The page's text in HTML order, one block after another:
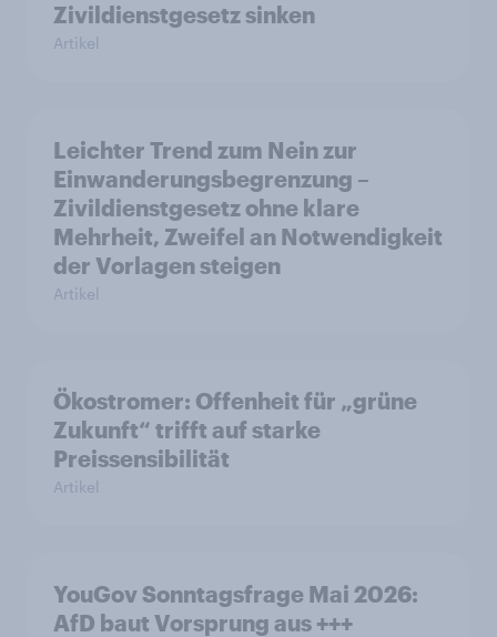
Zivildienstgesetz sinken
Artikel
Leichter Trend zum Nein zur
Einwanderungsbegrenzung –
Zivildienstgesetz ohne klare
Mehrheit, Zweifel an Notwendigkeit
der Vorlagen steigen
Artikel
Ökostromer: Offenheit für „grüne
Zukunft“ trifft auf starke
Preissensibilität
Artikel
YouGov Sonntagsfrage Mai 2026:
AfD baut Vorsprung aus +++